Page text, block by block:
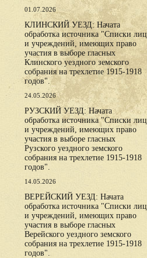
01.07.2026
КЛИНСКИЙ УЕЗД: Начата
обработка источника "Списки лиц
и учреждений, имеющих право
участия в выборе гласных
Клинского уездного земского
собрания на трехлетие 1915-1918
годов".
24.05.2026
РУЗСКИЙ УЕЗД: Начата
обработка источника "Списки лиц
и учреждений, имеющих право
участия в выборе гласных
Рузского уездного земского
собрания на трехлетие 1915-1918
годов".
14.05.2026
ВЕРЕЙСКИЙ УЕЗД: Начата
обработка источника "Списки лиц
и учреждений, имеющих право
участия в выборе гласных
Верейского уездного земского
собрания на трехлетие 1915-1918
годов".